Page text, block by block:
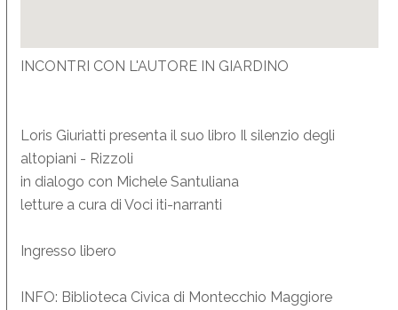
INCONTRI CON L'AUTORE IN GIARDINO
Loris Giuriatti presenta il suo libro Il silenzio degli
altopiani - Rizzoli
in dialogo con Michele Santuliana
letture a cura di Voci iti-narranti
Ingresso libero
INFO: Biblioteca Civica di Montecchio Maggiore